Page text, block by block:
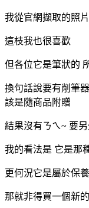
我從官網擷取的照
這枝我也很喜歡
但各位它是筆狀的
換句話說要有削筆
該是隨商品附贈
結果沒有ㄋㄟ~ 要
我的看法是 它是那
更何況它是屬於保
那就非得買一個新